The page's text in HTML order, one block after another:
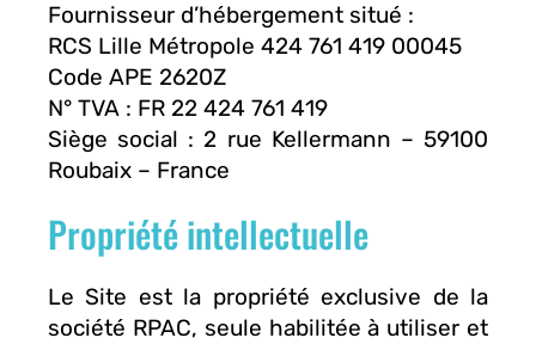
Fournisseur d’hébergement situé :
RCS Lille Métropole 424 761 419 00045
Code APE 2620Z
N° TVA : FR 22 424 761 419
Siège social : 2 rue Kellermann – 59100
Roubaix – France
Propriété intellectuelle
Le Site est la propriété exclusive de la
société RPAC, seule habilitée à utiliser et